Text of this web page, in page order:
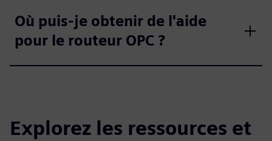
Où puis-je obtenir de l'aide
pour le routeur OPC ?
Explorez les ressources et